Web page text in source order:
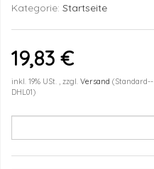
Kategorie: Startseite
19,83 €
inkl. 19% USt. , zzgl. Versand (Standard--
DHL01)